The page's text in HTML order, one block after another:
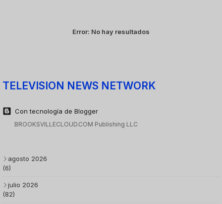
Error: No hay resultados
TELEVISION NEWS NETWORK
Con tecnología de Blogger
BROOKSVILLECLOUD.COM Publishing LLC
agosto 2026
(6)
julio 2026
(82)